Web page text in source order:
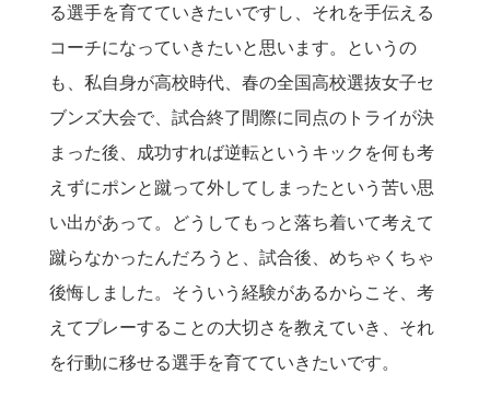
る選手を育てていきたいですし、それを手伝える
コーチになっていきたいと思います。というの
も、私自身が高校時代、春の全国高校選抜女子セ
ブンズ大会で、試合終了間際に同点のトライが決
まった後、成功すれば逆転というキックを何も考
えずにポンと蹴って外してしまったという苦い思
い出があって。どうしてもっと落ち着いて考えて
蹴らなかったんだろうと、試合後、めちゃくちゃ
後悔しました。そういう経験があるからこそ、考
えてプレーすることの大切さを教えていき、それ
を行動に移せる選手を育てていきたいです。